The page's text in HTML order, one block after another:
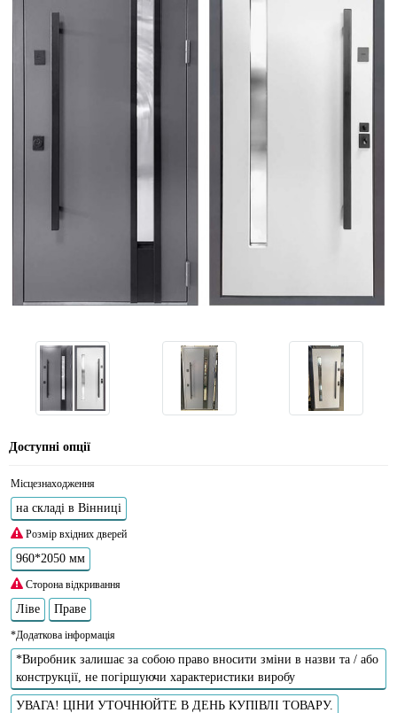
Доступні опції
Місцезнаходження
на складі в Вінниці
Розмір вхідних дверей
960*2050 мм
Сторона відкривання
Ліве Праве
*Додаткова інформація
*Виробник залишає за собою право вносити зміни в назви та / або
конструкції, не погіршуючи характеристики виробу
УВАГА! ЦІНИ УТОЧНЮЙТЕ В ДЕНЬ КУПІВЛІ ТОВАРУ.